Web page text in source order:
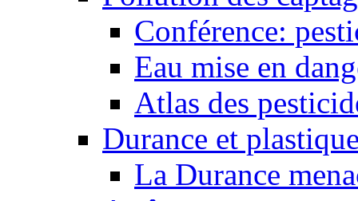
Conférence:
Eau mise en
Atlas des
Durance et
La Durance